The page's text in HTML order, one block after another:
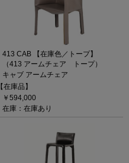
413 CAB 【在庫色／トープ】
（413 アームチェア トープ）
キャブ アームチェア
【在庫品】
￥594,000
在庫：在庫あり